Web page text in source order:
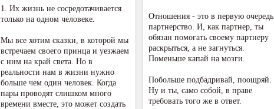
1. Их жизнь не сосредотачивается
только на одном человеке.
Мы все хотим сказки, в которой мы
встречаем своего принца и уезжаем
с ним на край света. Но в
реальности нам в жизни нужно
больше чем один человек. Когда
пары проводят слишком много
времени вместе, это может создать
Отношения - это в первую очередь
партнерство. И, как партнер, ты
обязан помогать своему партнеру
раскрыться, а не загнуться.
Поменьше капай на мозги.
Побольше подбадривай, поощряй.
Ну и ты, само собой, в праве
требовать того же в ответ.